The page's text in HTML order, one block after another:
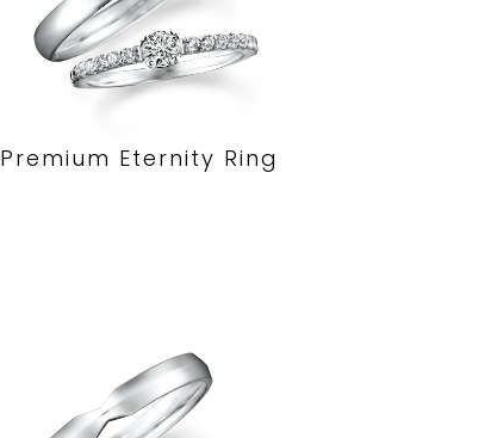
Premium Eternity Ring